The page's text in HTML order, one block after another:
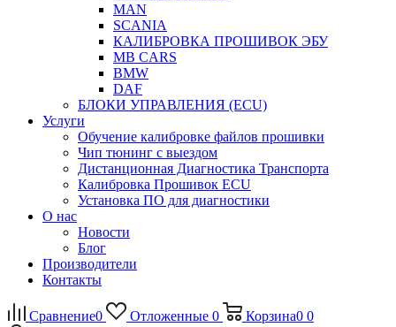
MAN
SCANIA
КАЛИБРОВКА ПРОШИВОК ЭБУ
MB CARS
BMW
DAF
БЛОКИ УПРАВЛЕНИЯ (ECU)
Услуги
Обучение калибровке файлов прошивки
Чип тюнинг с выездом
Дистанционная Диагностика Транспорта
Калибровка Прошивок ECU
Установка ПО для диагностики
О нас
Новости
Блог
Производители
Контакты
Сравнение0 Отложенные 0 Корзина0 0